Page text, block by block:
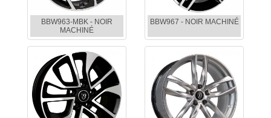
BBW963-MBK - NOIR
MACHINÉ
BBW967 - NOIR MACHINÉ